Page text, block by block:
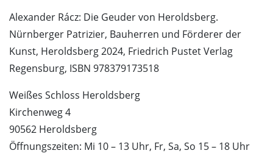
Alexander Rácz: Die Geuder von Heroldsberg.
Nürnberger Patrizier, Bauherren und Förderer der
Kunst, Heroldsberg 2024, Friedrich Pustet Verlag
Regensburg, ISBN 978379173518
Weißes Schloss Heroldsberg
Kirchenweg 4
90562 Heroldsberg
Öffnungszeiten: Mi 10 – 13 Uhr, Fr, Sa, So 15 – 18 Uhr